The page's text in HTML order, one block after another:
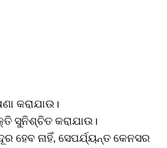
କରାଯାଉ।
ସୁନିଶ୍ଚିତ କରାଯାଉ।
ହେବ ନାହିଁ, ସେପର୍ଯ୍ୟନ୍ତ କେନସର